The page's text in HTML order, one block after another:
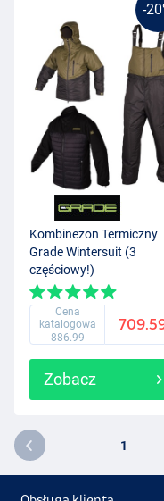
-
Kombinezon Termiczny
Grade Wintersuit (3
częściowy!)
Cena
katalogowa
886.99
Zobacz
1